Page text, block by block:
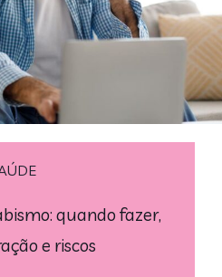
quando fazer,
e riscos